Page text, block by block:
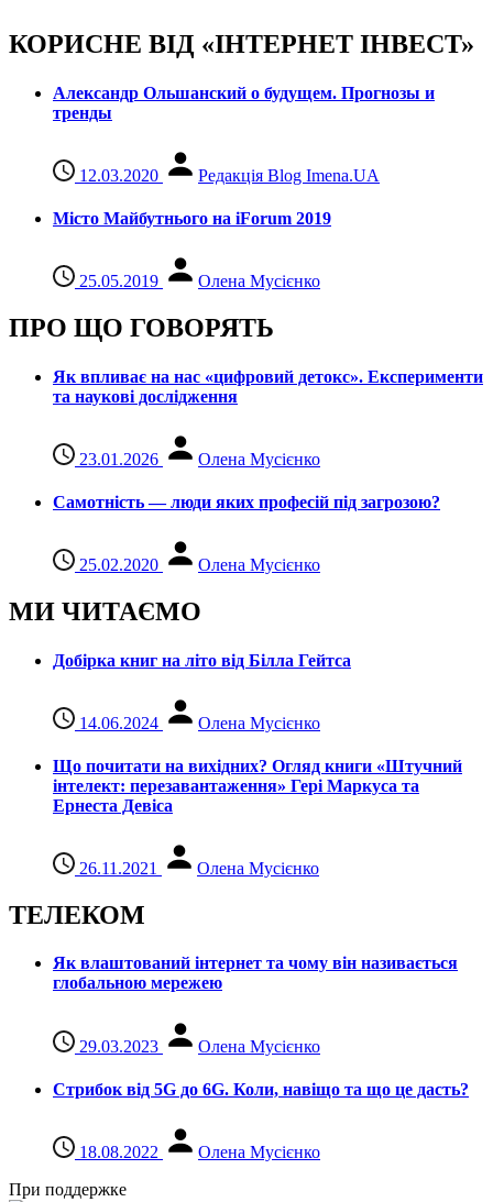
КОРИСНЕ ВІД «ІНТЕРНЕТ ІНВЕСТ»
Александр Ольшанский о будущем. Прогнозы и
тренды
12.03.2020 Редакція Blog Imena.UA
Місто Майбутнього на iForum 2019
25.05.2019 Олена Мусієнко
ПРО ЩО ГОВОРЯТЬ
Як впливає на нас «цифровий детокс». Експерименти
та наукові дослідження
23.01.2026 Олена Мусієнко
Самотність — люди яких професій під загрозою?
25.02.2020 Олена Мусієнко
МИ ЧИТАЄМО
Добірка книг на літо від Білла Гейтса
14.06.2024 Олена Мусієнко
Що почитати на вихідних? Огляд книги «Штучний
інтелект: перезавантаження» Гері Маркуса та
Ернеста Девіса
26.11.2021 Олена Мусієнко
ТЕЛЕКОМ
Як влаштований інтернет та чому він називається
глобальною мережею
29.03.2023 Олена Мусієнко
Стрибок від 5G до 6G. Коли, навіщо та що це даcть?
18.08.2022
Олена Мусієнко
При поддержке